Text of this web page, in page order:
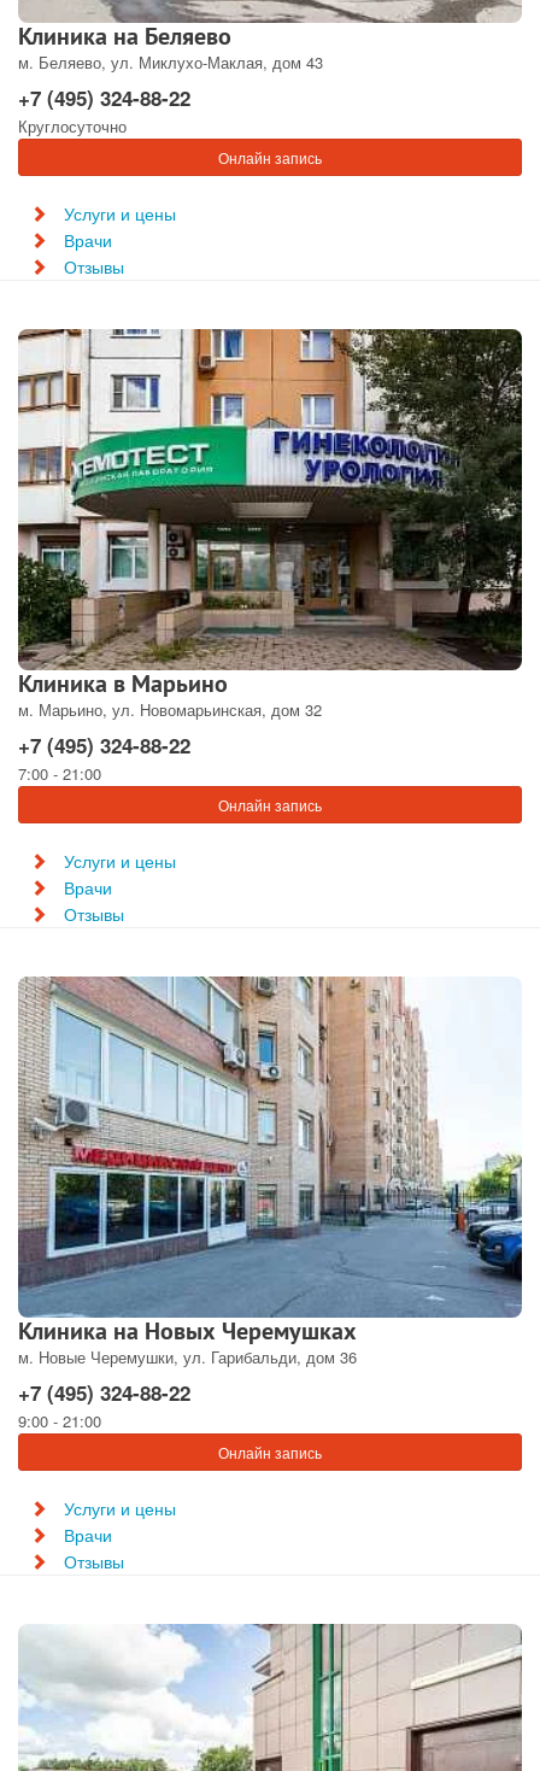
Клиника на Беляево
м. Беляево, ул. Миклухо-Маклая, дом 43
+7 (495) 324-88-22
Круглосуточно
Онлайн запись
Услуги и цены
Врачи
Отзывы
Клиника в Марьино
м. Марьино, ул. Новомарьинская, дом 32
+7 (495) 324-88-22
7:00 - 21:00
Онлайн запись
Услуги и цены
Врачи
Отзывы
Клиника на Новых Черемушках
м. Новые Черемушки, ул. Гарибальди, дом 36
+7 (495) 324-88-22
9:00 - 21:00
Онлайн запись
Услуги и цены
Врачи
Отзывы